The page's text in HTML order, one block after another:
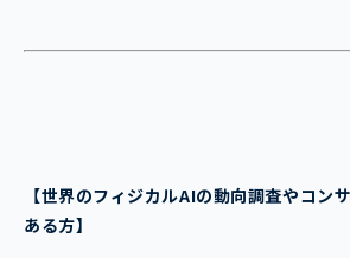
【世界のフィジカルAIの動向調査やコン
ある方】